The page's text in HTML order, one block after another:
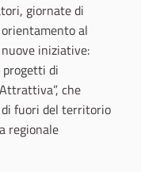
giornate di
al
iniziative:
progetti di
che
fuori del territorio
regionale